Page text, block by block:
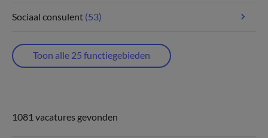
Sociaal consulent (53)
Toon alle 25 functiegebieden
1081 vacatures gevonden